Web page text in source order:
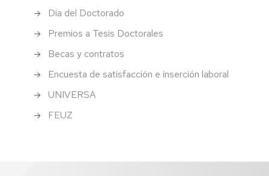
Día del Doctorado
Premios a Tesis Doctorales
Becas y contratos
Encuesta de satisfacción e inserción laboral
UNIVERSA
FEUZ